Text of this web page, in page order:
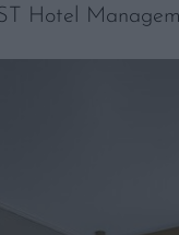
Hotel